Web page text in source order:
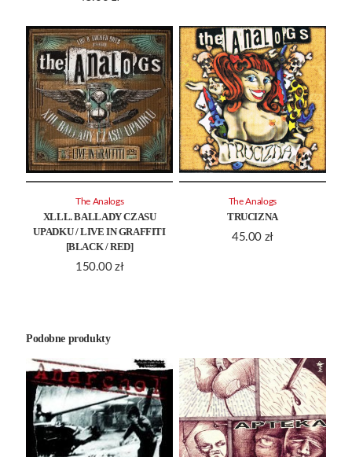
XLLL. BALLADY CZASU
UPADKU / LIVE IN GRAFFITI
[BLACK / RED]
150.00 zł
The Analogs
TRUCIZNA
45.00 zł
The Analogs
Podobne produkty